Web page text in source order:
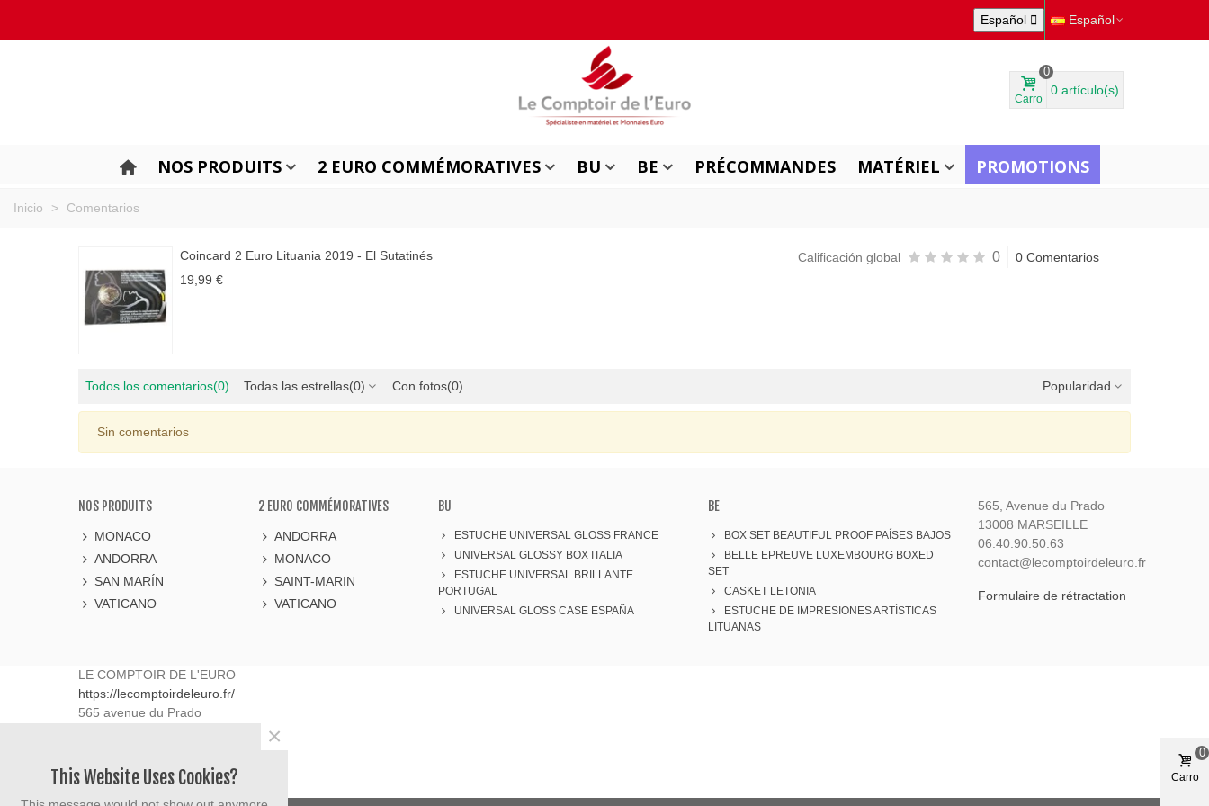
Español  Español
Carro
0
0 artículo(s)
NOS PRODUITS 2 EURO COMMÉMORATIVES BU BE PRÉCOMMANDES MATÉRIEL PROMOTIONS
Inicio > Comentarios
Coincard 2 Euro Lituania 2019 - El Sutatinés
19,99 €
Calificación global 0 0 Comentarios
Todos los comentarios(0) Todas las estrellas(0) Con fotos(0) Popularidad
Sin comentarios
NOS PRODUITS
MONACO
ANDORRA
SAN MARÍN
VATICANO
2 EURO COMMÉMORATIVES
ANDORRA
MONACO
SAINT-MARIN
VATICANO
BU
ESTUCHE UNIVERSAL GLOSS FRANCE
UNIVERSAL GLOSSY BOX ITALIA
ESTUCHE UNIVERSAL BRILLANTE
PORTUGAL
UNIVERSAL GLOSS CASE ESPAÑA
BE
BOX SET BEAUTIFUL PROOF PAÍSES BAJOS
BELLE EPREUVE LUXEMBOURG BOXED
SET
CASKET LETONIA
ESTUCHE DE IMPRESIONES ARTÍSTICAS
LITUANAS
565, Avenue du Prado
13008 MARSEILLE
06.40.90.50.63
contact@lecomptoirdeleuro.fr
Formulaire de rétractation
LE COMPTOIR DE L'EURO
https://lecomptoirdeleuro.fr/
565 avenue du Prado
06.40.90.50.63
contact@lecomptoirdeleuro.fr
Carro
0
This Website Uses Cookies?
×